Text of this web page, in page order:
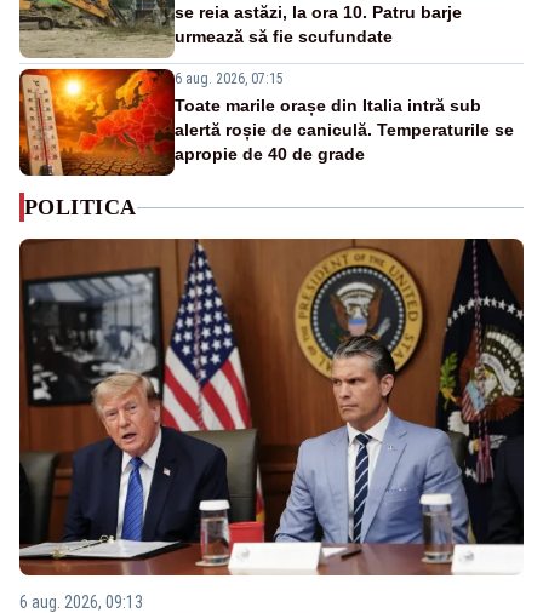
se reia astăzi, la ora 10. Patru barje
urmează să fie scufundate
6 aug. 2026, 07:15
Toate marile orașe din Italia intră sub
alertă roșie de caniculă. Temperaturile se
apropie de 40 de grade
POLITICA
6 aug. 2026, 09:13